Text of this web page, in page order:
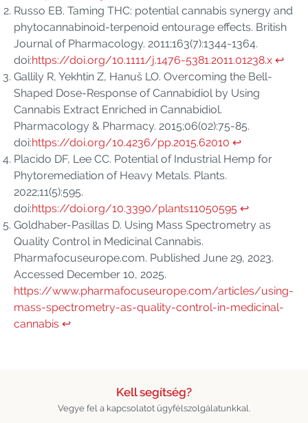
Russo EB. Taming THC: potential cannabis synergy and
phytocannabinoid-terpenoid entourage effects. British
Journal of Pharmacology. 2011;163(7):1344-1364.
doi:https://doi.org/10.1111/j.1476-5381.2011.01238.x ↩︎
Gallily R, Yekhtin Z, Hanuš LO. Overcoming the Bell-
Shaped Dose-Response of Cannabidiol by Using
Cannabis Extract Enriched in Cannabidiol.
Pharmacology & Pharmacy. 2015;06(02):75-85.
doi:https://doi.org/10.4236/pp.2015.62010 ↩︎
Placido DF, Lee CC. Potential of Industrial Hemp for
Phytoremediation of Heavy Metals. Plants.
2022;11(5):595.
doi:https://doi.org/10.3390/plants11050595 ↩︎
Goldhaber-Pasillas D. Using Mass Spectrometry as
Quality Control in Medicinal Cannabis.
Pharmafocuseurope.com. Published June 29, 2023.
Accessed December 10, 2025.
https://www.pharmafocuseurope.com/articles/using-
mass-spectrometry-as-quality-control-in-medicinal-
cannabis ↩︎
Kell segítség?
Vegye fel a kapcsolatot ügyfélszolgálatunkkal.